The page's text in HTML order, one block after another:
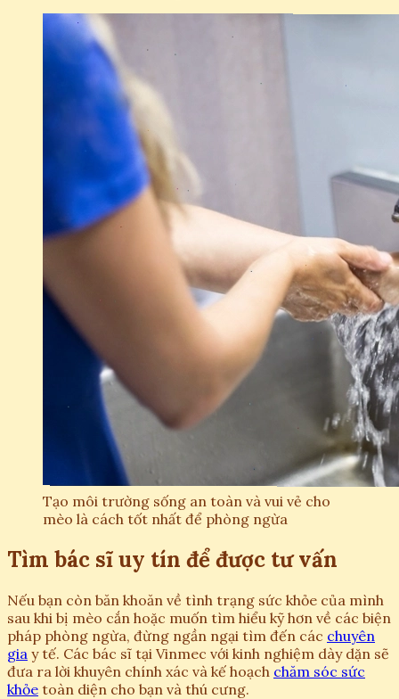
Tạo môi trường sống an toàn và vui vẻ cho
mèo là cách tốt nhất để phòng ngừa
Tìm bác sĩ uy tín để được tư vấn
Nếu bạn còn băn khoăn về tình trạng sức khỏe của mình
sau khi bị mèo cắn hoặc muốn tìm hiểu kỹ hơn về các biện
pháp phòng ngừa, đừng ngần ngại tìm đến các chuyên
gia y tế. Các bác sĩ tại Vinmec với kinh nghiệm dày dặn sẽ
đưa ra lời khuyên chính xác và kế hoạch chăm sóc sức
khỏe toàn diện cho bạn và thú cưng.